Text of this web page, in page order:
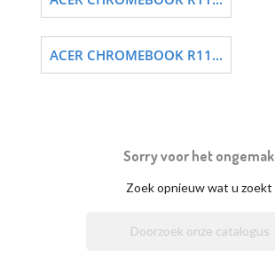
ACER CHROMEBOOK R11...
Sorry voor het ongemak
Zoek opnieuw wat u zoekt